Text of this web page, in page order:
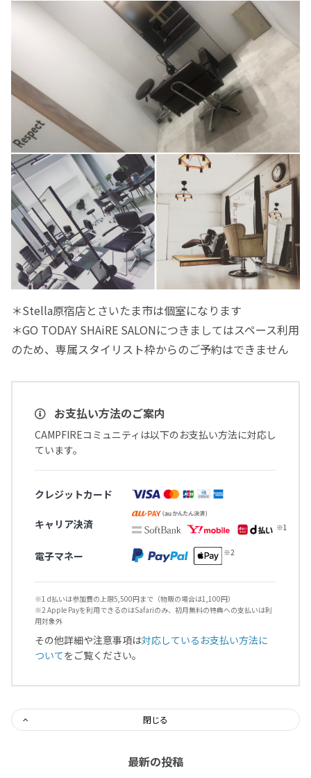
＊Stella原宿店とさいたま市は個室になります
＊GO TODAY SHAiRE SALONにつきましてはスペース利用
のため、専属スタイリスト枠からのご予約はできません
お支払い方法のご案内
CAMPFIREコミュニティは以下のお支払い方法に対応し
ています。
クレジットカード
キャリア決済
電子マネー
※1 d払いは参加費の上限5,500円まで（物販の場合は1,100円）
※2 Apple Payを利用できるのはSafariのみ、初月無料の特典への支払いは利
用対象外
その他詳細や注意事項は対応しているお支払い方法に
ついてをご覧ください。
閉じる
最新の投稿